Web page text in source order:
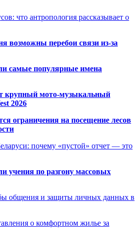
что антропология рассказывает о
возможны перебои связи из-за
самые популярные имена
крупный мото-музыкальный
2026
ограничения на посещение лесов
почему «пустой» отчет — это
учения по разгону массовых
общения и защиты личных данных в
о комфортном жилье за